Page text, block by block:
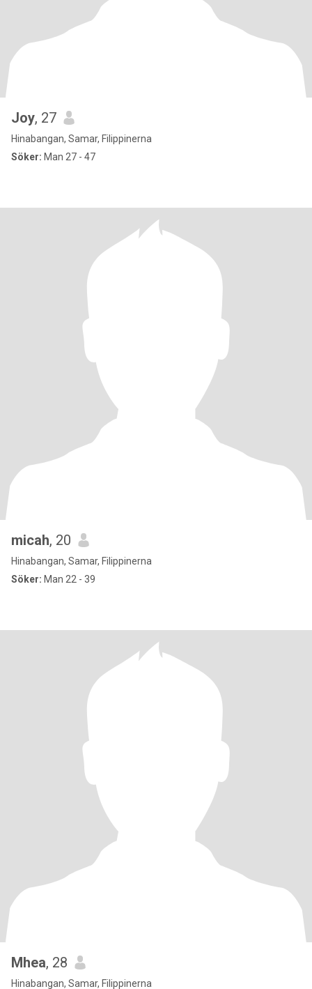
Joy, 27
Hinabangan, Samar, Filippinerna
Söker: Man 27 - 47
micah, 20
Hinabangan, Samar, Filippinerna
Söker: Man 22 - 39
Mhea, 28
Hinabangan, Samar, Filippinerna